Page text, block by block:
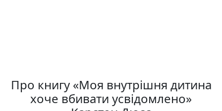
Про книгу «Моя внутрішня дитина
хоче вбивати усвідомлено»